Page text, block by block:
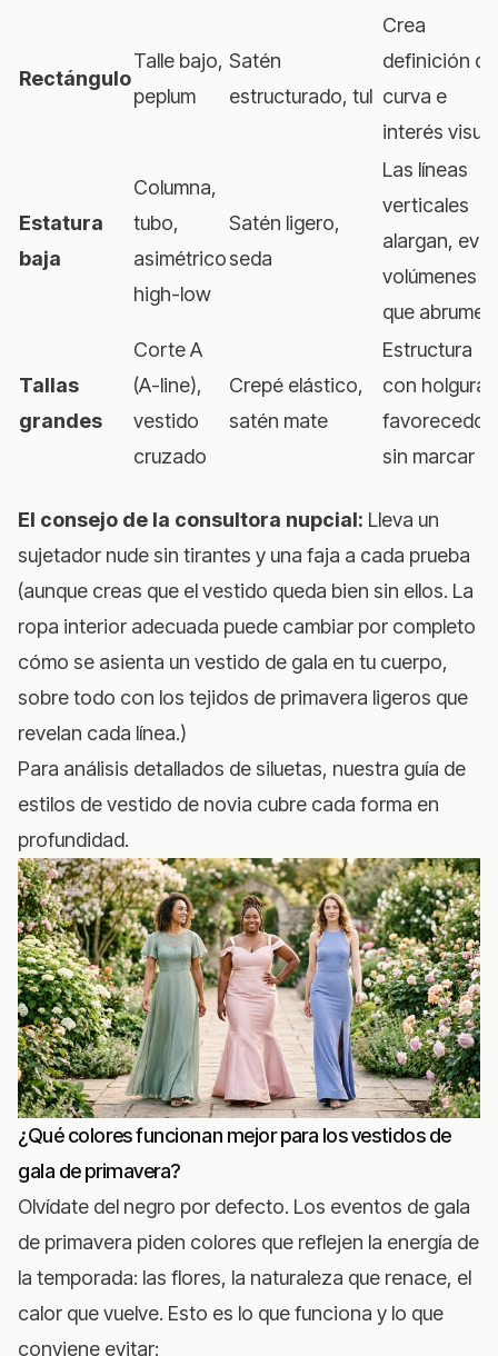
Rectángulo
Talle bajo,
peplum
Satén
estructurado, tul
Crea
definición de
curva e
interés visual
Estatura
baja
Columna,
tubo,
asimétrico
high-low
Satén ligero,
seda
Las líneas
verticales
alargan,
volúmenes
que abrumen
Tallas
grandes
Corte A
(A-line),
vestido
cruzado
Crepé elástico,
satén mate
Estructura
con holgura,
favorecedor
sin marcar
El consejo de la consultora nupcial: Lleva un
sujetador nude sin tirantes y una faja a cada prueba
(aunque creas que el vestido queda bien sin ellos. La
ropa interior adecuada puede cambiar por completo
cómo se asienta un vestido de gala en tu cuerpo,
sobre todo con los tejidos de primavera ligeros que
revelan cada línea.)
Para análisis detallados de siluetas, nuestra guía de
estilos de vestido de novia cubre cada forma en
profundidad.
¿Qué colores funcionan mejor para los vestidos de
gala de primavera?
Olvídate del negro por defecto. Los eventos de gala
de primavera piden colores que reflejen la energía de
la temporada: las flores, la naturaleza que renace, el
calor que vuelve. Esto es lo que funciona y lo que
conviene evitar: